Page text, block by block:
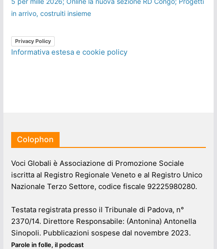
in arrivo, costruiti insieme
Privacy Policy
Informativa estesa e cookie policy
Colophon
Voci Globali è Associazione di Promozione Sociale
iscritta al Registro Regionale Veneto e al Registro Unico
Nazionale Terzo Settore, codice fiscale 92225980280.
Testata registrata presso il Tribunale di Padova, n°
2370/14. Direttore Responsabile: (Antonina) Antonella
Sinopoli. Pubblicazioni sospese dal novembre 2023.
Parole in folle, il podcast